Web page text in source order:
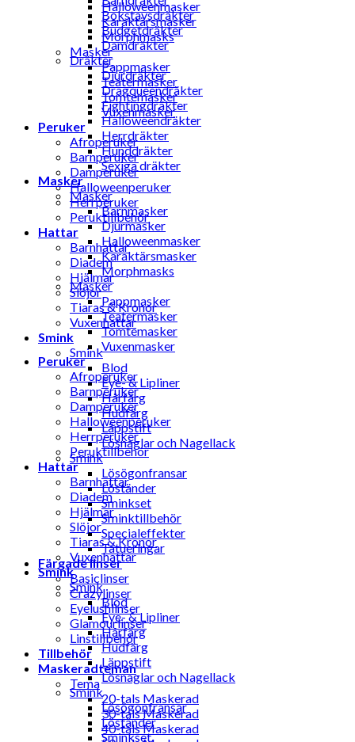
Halloweenmasker
Karaktärsmasker
Morphmasks
Masker
Pappmasker
Teatermasker
Tomtemasker
Vuxenmasker
Peruker
Afroperuker
Barnperuker
Damperuker
Halloweenperuker
Herrperuker
Peruktillbehör
Hattar
Barnhattar
Diadem
Hjälmar
Slöjor
Tiaras & Kronor
Vuxenhattar
Smink
Smink
Blod
Eye- & Lipliner
Hårfärg
Hudfärg
Läppstift
Lösnaglar och Nagellack
Smink
Lösögonfransar
Löständer
Sminkset
Sminktillbehör
Specialeffekter
Tatueringar
Färgade linser
Basiclinser
Crazylinser
Eyelushlinser
Glamourlinser
Linstillbehör
Tillbehör
Maskeradteman
Tema
20-tals Maskerad
30-tals Maskerad
40-tals Maskerad
Bokstavsdräkter
Budgetdräkter
Damdräkter
Dräkter
Djurdräkter
Dragqueendräkter
Fightingdräkter
Halloweendräkter
Herrdräkter
Hunddräkter
Sexiga dräkter
Masker
Masker
Barnmasker
Djurmasker
Halloweenmasker
Karaktärsmasker
Morphmasks
Masker
Pappmasker
Teatermasker
Tomtemasker
Vuxenmasker
Peruker
Afroperuker
Barnperuker
Damperuker
Halloweenperuker
Herrperuker
Peruktillbehör
Hattar
Barnhattar
Diadem
Hjälmar
Slöjor
Tiaras & Kronor
Vuxenhattar
Smink
Smink
Blod
Eye- & Lipliner
Hårfärg
Hudfärg
Läppstift
Lösnaglar och Nagellack
Smink
Lösögonfransar
Löständer
Sminkset